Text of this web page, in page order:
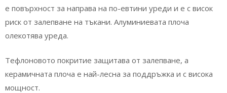
е повърхност за направа на по-евтини уреди и е с висок
риск от залепване на тъкани. Алуминиевата плоча
олекотява уреда.
Тефлоновото покритие защитава от залепване, а
керамичната плоча е най-лесна за поддръжка и с висока
мощност.